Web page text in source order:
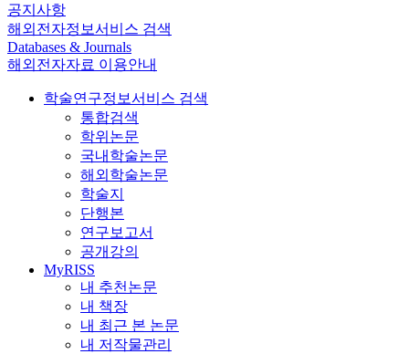
공지사항
해외전자정보서비스 검색
Databases & Journals
해외전자자료 이용안내
학술연구정보서비스 검색
통합검색
학위논문
국내학술논문
해외학술논문
학술지
단행본
연구보고서
공개강의
MyRISS
내 추천논문
내 책장
내 최근 본 논문
내 저작물관리